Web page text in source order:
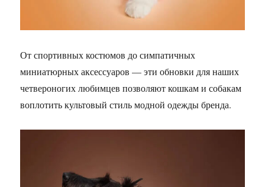
От спортивных костюмов до симпатичных
миниатюрных аксессуаров — эти обновки для наших
четвероногих любимцев позволяют кошкам и собакам
воплотить культовый стиль модной одежды бренда.